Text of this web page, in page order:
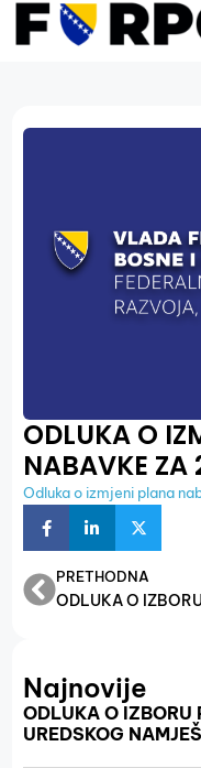
ODLUKA O
NABAVKE
Odluka o izmjeni plana
PRETHODNA
Najnovije
ODLUKA O
UREDSKOG